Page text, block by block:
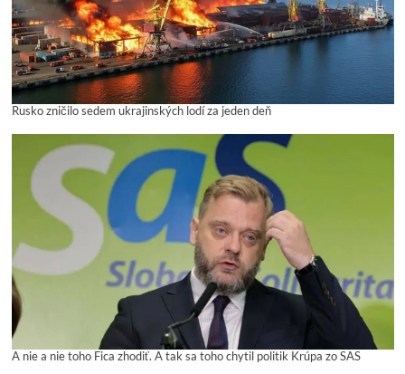
Rusko zničilo sedem ukrajinských lodí za jeden deň
A nie a nie toho Fica zhodiť. A tak sa toho chytil politik Krúpa zo SAS